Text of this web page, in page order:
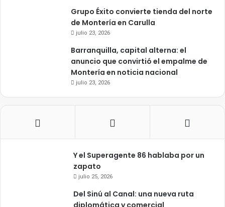
Grupo Éxito convierte tienda del norte
de Montería en Carulla
julio 23, 2026
Barranquilla, capital alterna: el
anuncio que convirtió el empalme de
Montería en noticia nacional
julio 23, 2026
Y el Superagente 86 hablaba por un
zapato
julio 25, 2026
Del Sinú al Canal: una nueva ruta